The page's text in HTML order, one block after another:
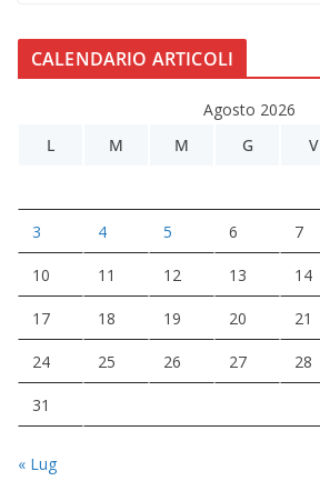
CALENDARIO ARTICOLI
Agosto 2026
L
M M G V
3 4 5 6 7
10 11 12 13 14
17 18 19 20 21
24 25 26 27 28
31
« Lug